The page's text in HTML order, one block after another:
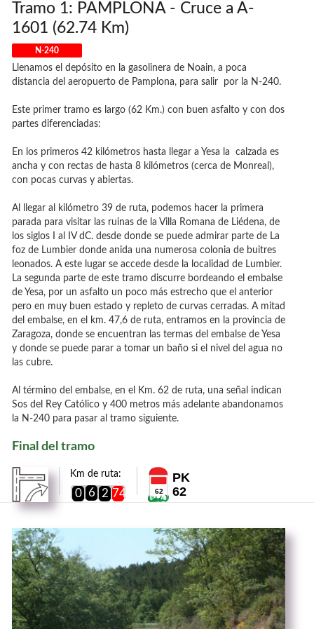
Tramo 1: PAMPLONA - Cruce a A-
1601 (62.74 Km)
N-240
Llenamos el depósito en la gasolinera de Noain, a poca
distancia del aeropuerto de Pamplona, para salir por la N-240.
Este primer tramo es largo (62 Km.) con buen asfalto y con dos
partes diferenciadas:
En los primeros 42 kilómetros hasta llegar a Yesa la calzada es
ancha y con rectas de hasta 8 kilómetros (cerca de Monreal),
con pocas curvas y abiertas.
Al llegar al kilómetro 39 de ruta, podemos hacer la primera
parada para visitar las ruinas de la Villa Romana de Liédena, de
los siglos I al IV dC. desde donde se puede admirar parte de La
foz de Lumbier donde anida una numerosa colonia de buitres
leonados. A este lugar se accede desde la localidad de Lumbier.
La segunda parte de este tramo discurre bordeando el embalse
de Yesa, por un asfalto un poco más estrecho que el anterior
pero en muy buen estado y repleto de curvas cerradas. A mitad
del embalse, en el km. 47,6 de ruta, entramos en la provincia de
Zaragoza, donde se encuentran las termas del embalse de Yesa
y donde se puede parar a tomar un baño si el nivel del agua no
las cubre.
Al término del embalse, en el Km. 62 de ruta, una señal indican
Sos del Rey Católico y 400 metros más adelante abandonamos
la N-240 para pasar al tramo siguiente.
Final del tramo
Km de ruta:
0 6 2 74 62
PK
62